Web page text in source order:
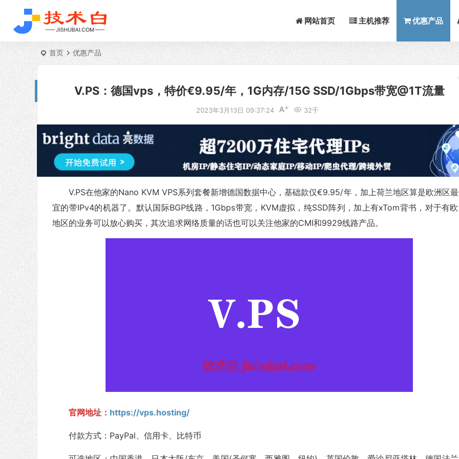
网站首页 主机推荐 优惠产品
首页 优惠产品
V.PS：德国vps，特价€9.95/年，1G内存/15G SSD/1Gbps带宽@1T流量
2023年3月13日 09:37:24 32千
V.PS在他家的Nano KVM VPS系列套餐新增德国数据中心，基础款仅€9.95/年，加上荷兰地区算是欧洲区
宜的带IPv4的机器了。默认国际BGP线路，1Gbps带宽，KVM虚拟，纯SSD阵列，加上有xTom背书，对于有
地区的业务可以放心购买，其次追求网络质量的话也可以关注他家的CMI和9929线路产品。
官网地址： https://vps.hosting/
付款方式：PayPal、信用卡、比特币